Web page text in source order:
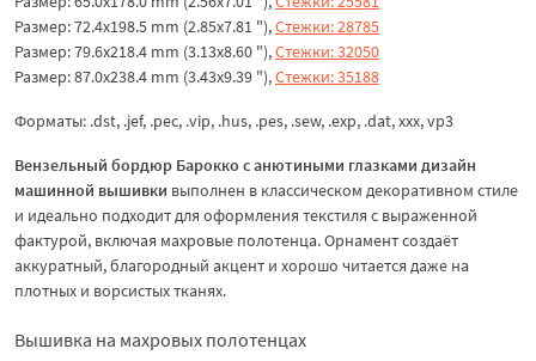
Размер: 72.4x198.5 mm (2.85x7.81 "),Стежки: 28785
Размер: 79.6x218.4 mm (3.13x8.60 "),Стежки: 32050
Размер: 87.0x238.4 mm (3.43x9.39 "),Стежки: 35188
Форматы: .dst, .jef, .pec, .vip, .hus, .pes, .sew, .exp, .dat, xxx, vp3
Вензельный бордюр Барокко с анютиными глазками дизайн
машинной вышивки выполнен в классическом декоративном стиле
и идеально подходит для оформления текстиля с выраженной
фактурой, включая махровые полотенца. Орнамент создаёт
аккуратный, благородный акцент и хорошо читается даже на
плотных и ворсистых тканях.
Вышивка на махровых полотенцах